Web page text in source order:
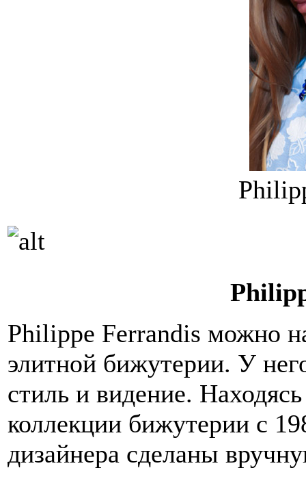
Philippe Ferrandis можно
элитной бижутерии. У
стиль и видение.
коллекции бижутерии с
дизайнера сделаны